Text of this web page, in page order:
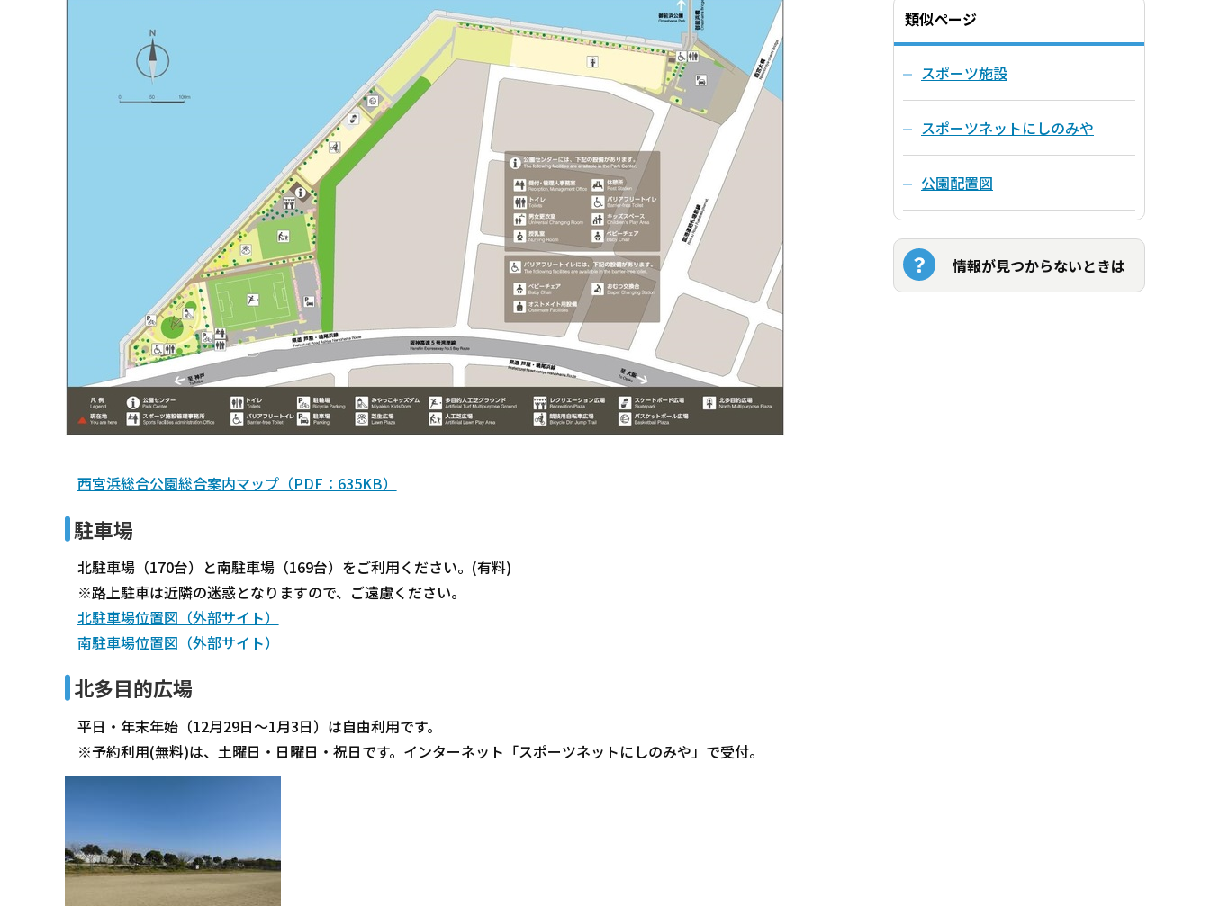
西宮浜総合公園総合案内マップ（PDF：635KB）
駐車場
北駐車場（170台）と南駐車場（169台）をご利用ください。(有料)
※路上駐車は近隣の迷惑となりますので、ご遠慮ください。
北駐車場位置図（外部サイト）
南駐車場位置図（外部サイト）
北多目的広場
平日・年末年始（12月29日～1月3日）は自由利用です。
※予約利用(無料)は、土曜日・日曜日・祝日です。インターネット「スポーツネットにしのみや」で受付。
類似ページ
スポーツ施設
スポーツネットにしのみや
公園配置図
情報が見つからないときは